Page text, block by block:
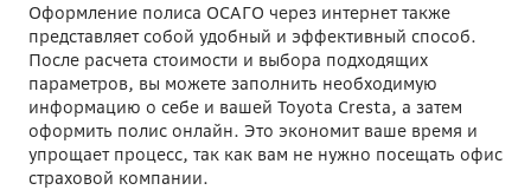
Оформление полиса ОСАГО через интернет также
представляет собой удобный и эффективный способ.
После расчета стоимости и выбора подходящих
параметров, вы можете заполнить необходимую
информацию о себе и вашей Toyota Cresta, а затем
оформить полис онлайн. Это экономит ваше время и
упрощает процесс, так как вам не нужно посещать офис
страховой компании.